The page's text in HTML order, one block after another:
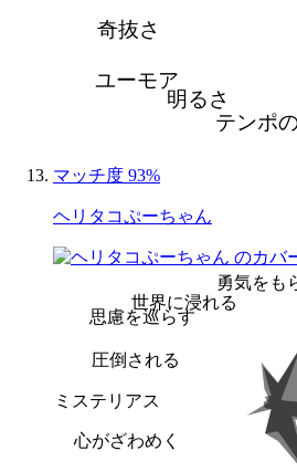
テンポ
明るさ
ユーモア
奇抜さ
マッチ度 93%
ヘリタコぷーちゃん
勇気をも
心がざわめく
ミステリアス
圧倒される
思慮を巡らす
世界に浸れる